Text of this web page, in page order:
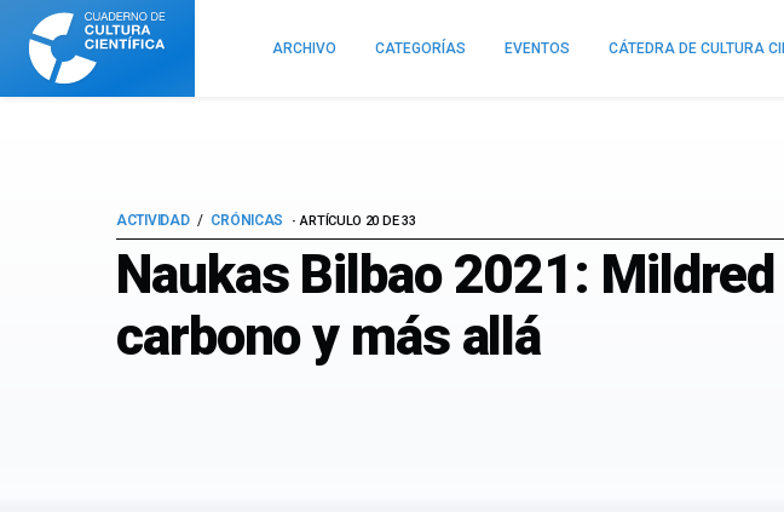
Cuaderno
Cultura
Científica
ARCHIVO CATEGORÍAS EVENTOS CÁTEDRA DE CULTURA
Naukas Bilbao 2021:
carbono y más allá
ACTIVIDAD CRÓNICAS ARTÍCULO 20 DE 33